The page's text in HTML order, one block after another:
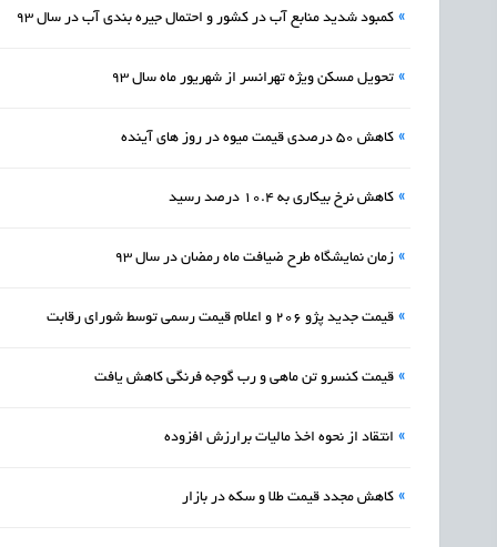
» کمبود شدید منابع آب در کشور و احتمال جیره بندی آب در سال 93
» تحویل مسکن ویژه تهرانسر از شهریور ماه سال 93
» کاهش 50 درصدی قیمت میوه در روز های آینده
» کاهش نرخ بیکاری به 10.4 درصد رسید
» زمان نمایشگاه طرح ضیافت ماه رمضان در سال 93
» قیمت جدید پژو 206 و اعلام قیمت رسمی توسط شورای رقابت
» قیمت کنسرو تن ماهی و رب گوجه فرنگی کاهش یافت
» انتقاد از نحوه اخذ مالیات برارزش افزوده
» کاهش مجدد قیمت طلا و سکه در بازار